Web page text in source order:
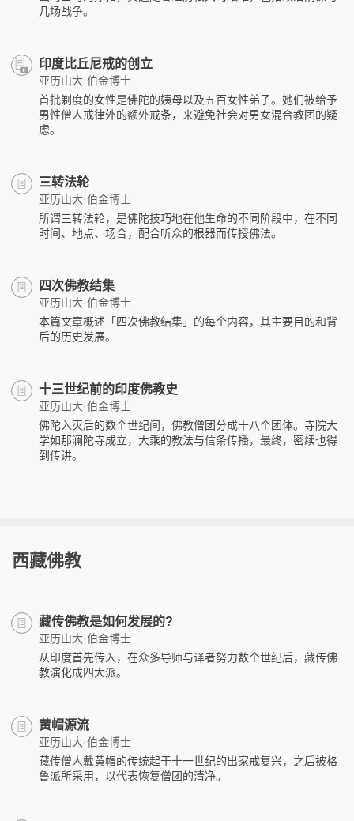
几场战争。
印度比丘尼戒的创立
亚历山大·伯金博士
首批剃度的女性是佛陀的姨母以及五百女性弟子。她们被给予
男性僧人戒律外的额外戒条，来避免社会对男女混合教团的疑
虑。
三转法轮
亚历山大·伯金博士
所谓三转法轮，是佛陀技巧地在他生命的不同阶段中，在不同
时间、地点、场合，配合听众的根器而传授佛法。
四次佛教结集
亚历山大·伯金博士
本篇文章概述「四次佛教结集」的每个内容，其主要目的和背
后的历史发展。
十三世纪前的印度佛教史
亚历山大·伯金博士
佛陀入灭后的数个世纪间，佛教僧团分成十八个团体。寺院大
学如那澜陀寺成立，大乘的教法与信条传播，最终，密续也得
到传讲。
西藏佛教
藏传佛教是如何发展的?
亚历山大·伯金博士
从印度首先传入，在众多导师与译者努力数个世纪后，藏传佛
教演化成四大派。
黄帽源流
亚历山大·伯金博士
藏传僧人戴黄帽的传统起于十一世纪的出家戒复兴，之后被格
鲁派所采用，以代表恢复僧团的清净。